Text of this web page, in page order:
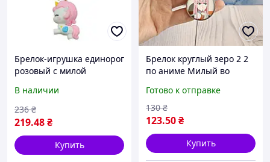
Брелок-игрушка единорог
розовый с милой
MALEVARO
В наличии
219.48₴
236 ₴
Купить
Брелок круглый зеро 2 2
по аниме Милый во
сплав 2,5 см
Готово к отправке
123.50₴
130 ₴
Купить